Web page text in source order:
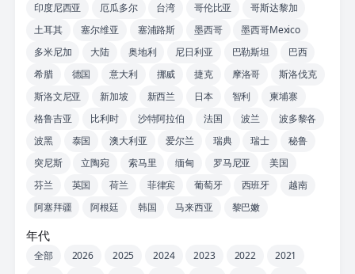
印度尼西亚
厄瓜多尔 台湾 哥伦比亚
哥斯达黎加
土耳其
塞尔维亚 塞浦路斯 墨西哥
墨西哥Mexico
多米尼加
大陆 奥地利 尼日利亚 巴勒斯坦
巴西
希腊
德国 意大利 挪威 捷克 摩洛哥
斯洛伐克
斯洛文尼亚
新加坡 新西兰 日本 智利
柬埔寨
格鲁吉亚
比利时 沙特阿拉伯 法国 波兰
波多黎各
波黑
泰国 澳大利亚 爱尔兰 瑞典 瑞士
秘鲁
突尼斯
立陶宛 索马里 缅甸 罗马尼亚
美国
芬兰
英国 荷兰 菲律宾 葡萄牙 西班牙
越南
阿塞拜疆
阿根廷 韩国 马来西亚 黎巴嫩
年代
全部 2026 2025 2024 2023 2022
2021